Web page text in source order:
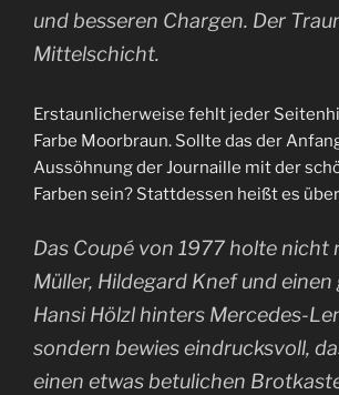
und besseren Chargen. Der
Mittelschicht.
Erstaunlicherweise fehlt jeder
Farbe Moorbraun. Sollte das der
Aussöhnung der Journaille mit der
Farben sein? Stattdessen heißt es
Das Coupé von 1977 holte nicht
Müller, Hildegard Knef und einen
Hansi Hölzl hinters Mercedes-
sondern bewies eindrucksvoll,
einen etwas betulichen